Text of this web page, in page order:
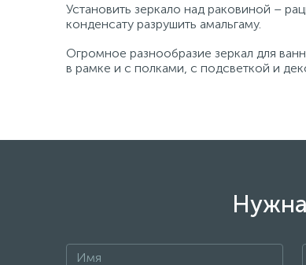
Установить зеркало над раковиной –
конденсату разрушить амальгаму.
Огромное разнообразие зеркал для
в рамке и с полками, с подсветкой и